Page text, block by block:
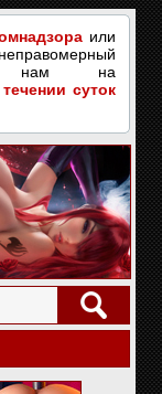
или
нам на
суток